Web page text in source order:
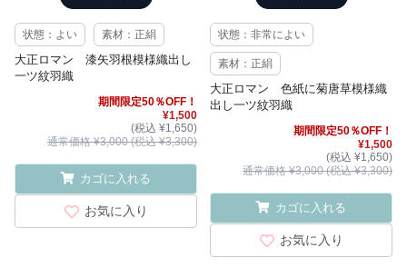
状態：よい 素材：正絹
大正ロマン 漆矢羽根模様織出し
一ツ紋羽織
期間限定50％OFF！
¥1,500
(税込 ¥1,650)
通常価格 ¥3,000 (税込 ¥3,300)
カゴに入れる
お気に入り
状態：非常によい
素材：正絹
大正ロマン 色紙に菊唐草模様織
出し一ツ紋羽織
期間限定50％OFF！
¥1,500
(税込 ¥1,650)
通常価格 ¥3,000 (税込 ¥3,300)
カゴに入れる
お気に入り